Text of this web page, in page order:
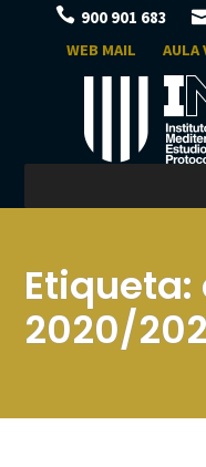
900 901 683
WEB MAIL AULA
Etiqueta:
2020/